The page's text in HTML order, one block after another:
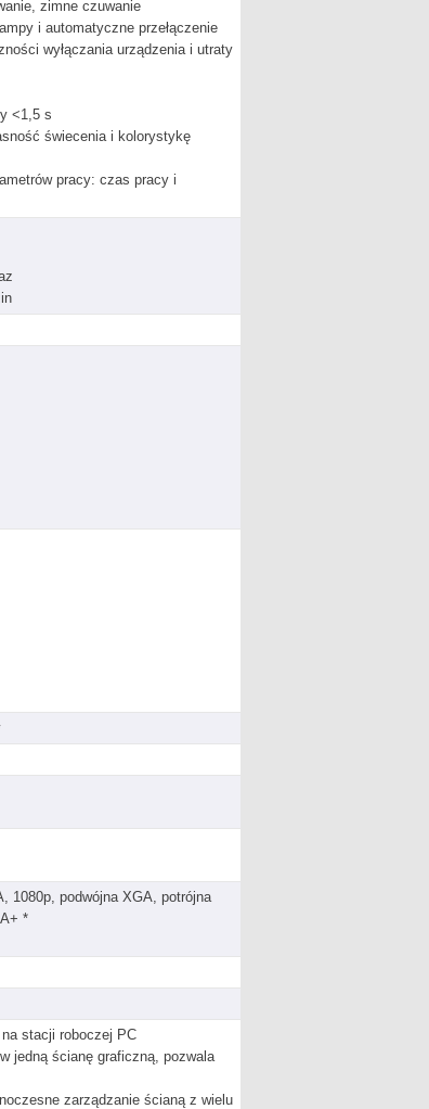
zimne czuwanie
i automatyczne przełączenie
wyłączania urządzenia i utraty
<1,5 s
świecenia i kolorystykę
pracy: czas pracy i
1080p, podwójna XGA, potrójna
*
stacji roboczej PC
jedną ścianę graficzną, pozwala
zarządzanie ścianą z wielu